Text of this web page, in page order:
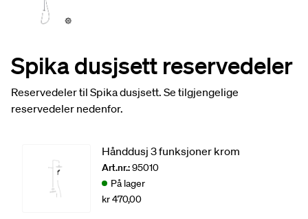
Spika dusjsett reservedeler
Reservedeler til Spika dusjsett. Se tilgjengelige
reservedeler nedenfor.
Hånddusj 3 funksjoner krom
Art.nr.:95010
På lager
kr 470,00